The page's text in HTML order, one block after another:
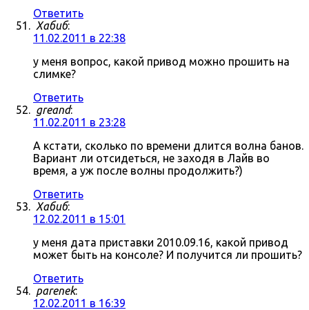
Ответить
Хабиб:
11.02.2011 в 22:38
у меня вопрос, какой привод можно прошить на
слимке?
Ответить
greand:
11.02.2011 в 23:28
А кстати, сколько по времени длится волна банов.
Вариант ли отсидеться, не заходя в Лайв во
время, а уж после волны продолжить?)
Ответить
Хабиб:
12.02.2011 в 15:01
у меня дата приставки 2010.09.16, какой привод
может быть на консоле? И получится ли прошить?
Ответить
parenek:
12.02.2011 в 16:39